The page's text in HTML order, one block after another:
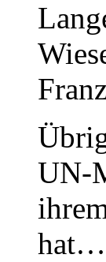
UN-
hat…